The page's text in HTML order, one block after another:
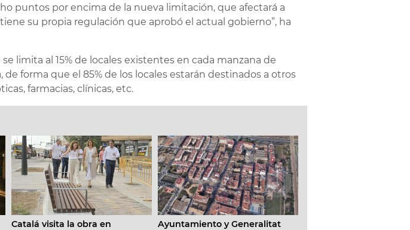
puntos por encima de la nueva limitación, que afectará a
su propia regulación que aprobó el actual gobierno”, ha
limita al 15% de locales existentes en cada manzana de
forma que el 85% de los locales estarán destinados a otros
farmacias, clínicas, etc.
Catalá visita la obra en
Ayuntamiento y Generalitat